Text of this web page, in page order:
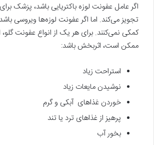
اگر عامل عفونت لوزه باکتریایی باشد، پزشک
تجویز می‌کند. اما اگر عفونت لوزه‌ها ویروسی
کمکی نمی‌کنند. برای هر یک از انواع عفونت گلو،
ممکن است، اثربخش باشد:
استراحت زیاد
نوشیدن مایعات زیاد
خوردن غذاهای آبکی و گرم
پرهیز از غذاهای ترد یا تند
بخور آب